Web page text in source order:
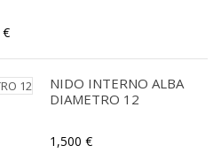
€
NIDO INTERNO ALBA
DIAMETRO 12
1,500 €